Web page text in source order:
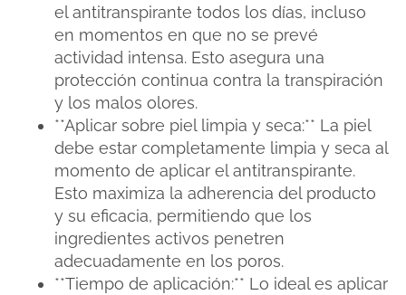
el antitranspirante todos los días, incluso
en momentos en que no se prevé
actividad intensa. Esto asegura una
protección continua contra la transpiración
y los malos olores.
**Aplicar sobre piel limpia y seca:** La piel
debe estar completamente limpia y seca al
momento de aplicar el antitranspirante.
Esto maximiza la adherencia del producto
y su eficacia, permitiendo que los
ingredientes activos penetren
adecuadamente en los poros.
**Tiempo de aplicación:** Lo ideal es aplicar